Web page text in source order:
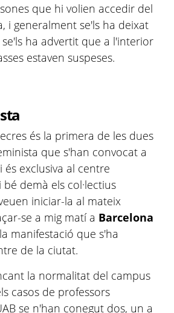
que hi volien accedir del
i generalment se'ls ha deixat
ha advertit que a l'interior
estaven suspeses.
és la primera de les dues
que s'han convocat a
és exclusiva al centre
demà els col·lectius
iniciar-la al mateix
se a mig matí a Barcelona
manifestació que s'ha
de la ciutat.
la normalitat del campus
casos de professors
se n'han conegut dos, un a